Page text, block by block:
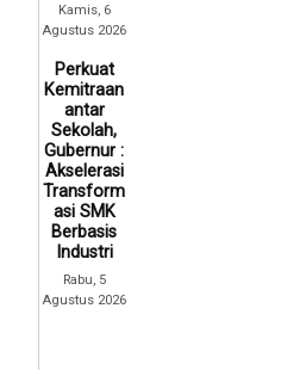
Kamis, 6
Agustus 2026
Perkuat
Kemitraan
antar
Sekolah,
Gubernur :
Akselerasi
Transform
asi SMK
Berbasis
Industri
Rabu, 5
Agustus 2026